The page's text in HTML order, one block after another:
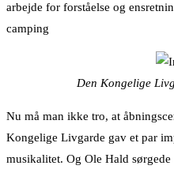
arbejde for forståelse og
camping
Den Kongelige
Nu må man ikke tro, at
Kongelige Livgarde gav et par
musikalitet. Og Ole Hald